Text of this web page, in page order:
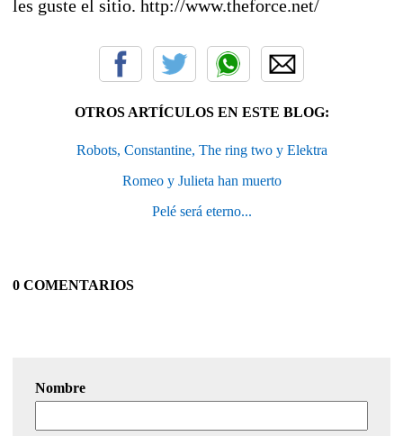
les guste el sitio. http://www.theforce.net/
OTROS ARTÍCULOS EN ESTE BLOG:
Robots, Constantine, The ring two y Elektra
Romeo y Julieta han muerto
Pelé será eterno...
0 COMENTARIOS
Nombre